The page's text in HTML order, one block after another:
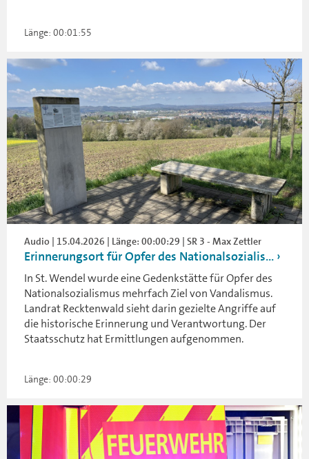
Länge: 00:01:55
Audio | 15.04.2026 | Länge: 00:00:29 | SR 3 - Max Zettler
Erinnerungsort für Opfer des Nationalsozialis...
In St. Wendel wurde eine Gedenkstätte für Opfer des
Nationalsozialismus mehrfach Ziel von Vandalismus.
Landrat Recktenwald sieht darin gezielte Angriffe auf
die historische Erinnerung und Verantwortung. Der
Staatsschutz hat Ermittlungen aufgenommen.
Länge: 00:00:29